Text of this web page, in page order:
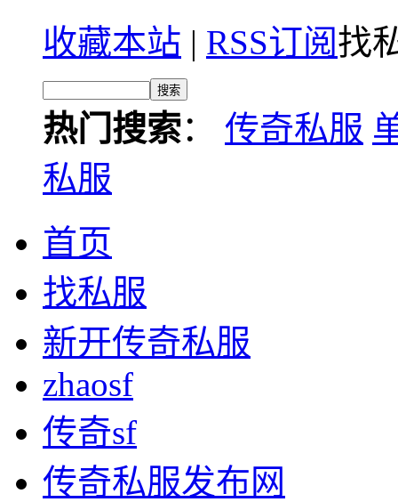
收藏本站 | RSS订阅找
热门搜索： 传奇私服
私服
首页
找私服
新开传奇私服
zhaosf
传奇sf
传奇私服发布网